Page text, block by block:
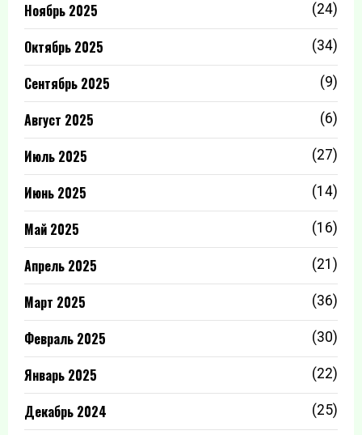
Ноябрь 2025 (24)
Октябрь 2025 (34)
Сентябрь 2025 (9)
Август 2025 (6)
Июль 2025 (27)
Июнь 2025 (14)
Май 2025 (16)
Апрель 2025 (21)
Март 2025 (36)
Февраль 2025 (30)
Январь 2025 (22)
Декабрь 2024 (25)